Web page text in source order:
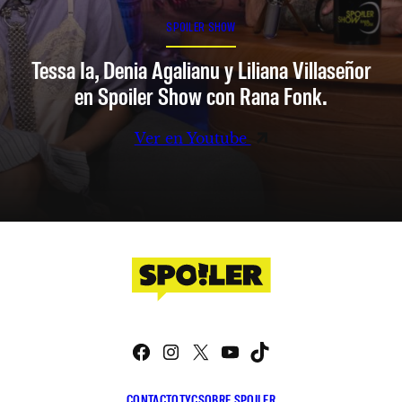
SPOILER SHOW
Tessa Ia, Denia Agalianu y Liliana Villaseñor
en Spoiler Show con Rana Fonk.
Ver en Youtube
Facebook
Instagram
X YouTube